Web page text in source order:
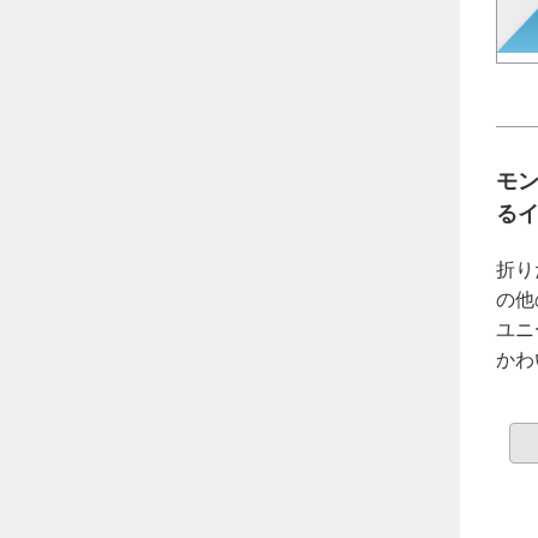
モ
る
折
の
ユ
か